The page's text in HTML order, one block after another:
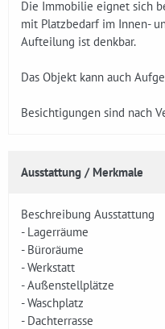
Die Immobilie eignet sich
mit Platzbedarf im Innen-
Aufteilung ist denkbar.
Das Objekt kann auch
Besichtigungen sind nach
Ausstattung / Merkmale
Beschreibung Ausstattung
- Lagerräume
- Büroräume
- Werkstatt
- Außenstellplätze
- Waschplatz
- Dachterrasse